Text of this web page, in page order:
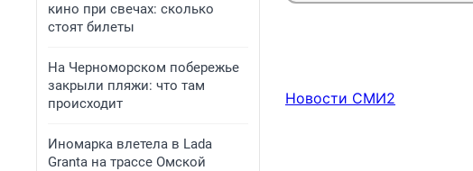
кино при свечах: сколько
стоят билеты
На Черноморском побережье
закрыли пляжи: что там
происходит
Иномарка влетела в Lada
Granta на трассе Омской
Новости СМИ2